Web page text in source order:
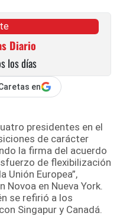
Diario
los días
en
presidentes en el
de carácter
la firma del acuerdo
de flexibilización
Unión Europea”,
en Nueva York.
se refirió a los
Singapur y Canadá.